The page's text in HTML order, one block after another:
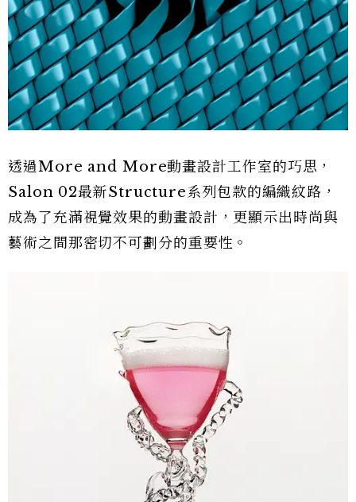
透過More and More動畫設計工作室的巧思，
Salon 02最新Structure系列包款的編織紋路，
成為了充滿視覺效果的動畫設計，更顯示出時尚與
藝術之間那密切不可劃分的重要性。